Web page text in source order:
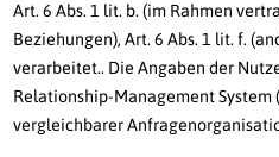
Art. 6 Abs. 1 lit. b. (im Rahmen
Beziehungen), Art. 6 Abs. 1 lit. f.
verarbeitet.. Die Angaben der
Relationship-Management System
vergleichbarer